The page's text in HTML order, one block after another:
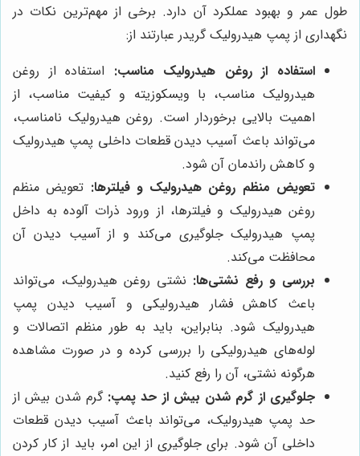
طول عمر و بهبود عملکرد آن دارد. برخی از مهم‌ترین نکات در
نگهداری از پمپ هیدرولیک گریدر عبارتند از:
استفاده از روغن هیدرولیک مناسب: استفاده از روغن
هیدرولیک مناسب، با ویسکوزیته و کیفیت مناسب، از
اهمیت بالایی برخوردار است. روغن هیدرولیک نامناسب،
می‌تواند باعث آسیب دیدن قطعات داخلی پمپ هیدرولیک
و کاهش راندمان آن شود.
تعویض منظم روغن هیدرولیک و فیلترها: تعویض منظم
روغن هیدرولیک و فیلترها، از ورود ذرات آلوده به داخل
پمپ هیدرولیک جلوگیری می‌کند و از آسیب دیدن آن
محافظت می‌کند.
بررسی و رفع نشتی‌ها: نشتی روغن هیدرولیک، می‌تواند
باعث کاهش فشار هیدرولیکی و آسیب دیدن پمپ
هیدرولیک شود. بنابراین، باید به طور منظم اتصالات و
لوله‌های هیدرولیکی را بررسی کرده و در صورت مشاهده
هرگونه نشتی، آن را رفع کنید.
جلوگیری از گرم شدن بیش از حد پمپ: گرم شدن بیش از
حد پمپ هیدرولیک، می‌تواند باعث آسیب دیدن قطعات
داخلی آن شود. برای جلوگیری از این امر، باید از کار کردن